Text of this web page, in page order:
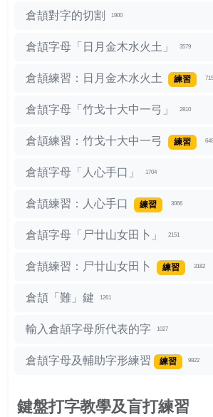
倉頡對字的切割 1900
倉頡字母「日月金木水火土」 3579
倉頡練習：日月金木水火土 練習
倉頡字母「竹戈十大中一弓」 2810
倉頡練習：竹戈十大中一弓 練習
倉頡字母「人心手口」 1704
倉頡練習：人心手口 練習 3066
倉頡字母「尸廿山女田卜」 2151
倉頡練習：尸廿山女田卜 練習 3182
倉頡「難」鍵 1261
輸入倉頡字母所代表的字 1027
倉頡字母及輔助字形練習 練習 9822
鍵盤打字教學及盲打練習